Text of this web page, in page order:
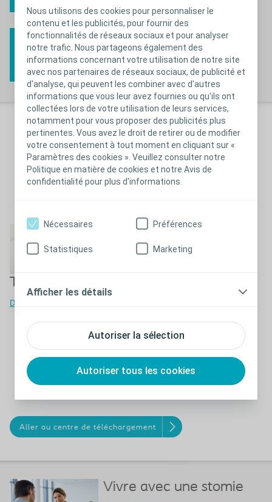
Nous utilisons des cookies pour personnaliser le
contenu et les publicités, pour fournir des
fonctionnalités de réseaux sociaux et pour analyser
notre trafic. Nous partageons également des
informations concernant votre utilisation de notre site
avec nos partenaires de réseaux sociaux, de publicité et
d'analyse, qui peuvent les combiner avec d'autres
informations que vous leur avez fournies ou qu'ils ont
collectées lors de votre utilisation de leurs services,
notamment pour vous proposer des publicités plus
pertinentes. Vous avez le droit de retirer ou de modifier
votre consentement à tout moment en cliquant sur «
Paramètres des cookies ». Veuillez consulter notre
Politique en matière de cookies et notre Avis de
confidentialité pour plus d'informations.
Autoriser la sélection
Autoriser tous les cookies
Nécessaires Préférences
Statistiques Marketing
Afficher les détails
Vers les conseils
Les bons gestes
En savoir plus
Comprendre les
infections urinaires
Télécharger le PDF
TravelCard
Demandez votre TravelCard
Téléchargez nos
brochures
Aller au centre de téléchargement
Vivre avec une stomie